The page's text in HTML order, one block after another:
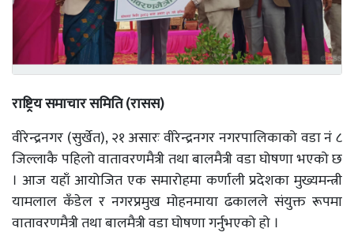
राष्ट्रिय समाचार समिति (रासस)
वीरेन्द्रनगर (सुर्खेत), २१ असारः वीरेन्द्रनगर नगरपालिकाको वडा नं ८
जिल्लाकै पहिलो वातावरणमैत्री तथा बालमैत्री वडा घोषणा भएको छ
। आज यहाँ आयोजित एक समारोहमा कर्णाली प्रदेशका मुख्यमन्त्री
यामलाल कँडेल र नगरप्रमुख मोहनमाया ढकालले संयुक्त रूपमा
वातावरणमैत्री तथा बालमैत्री वडा घोषणा गर्नुभएको हो ।